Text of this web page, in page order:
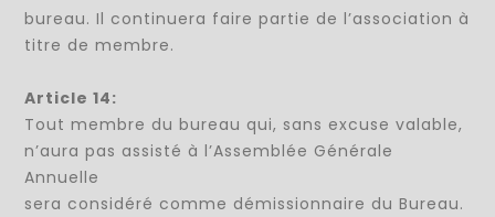
bureau. Il continuera faire partie de l’association à
titre de membre.
Article 14:
Tout membre du bureau qui, sans excuse valable,
n’aura pas assisté à l’Assemblée Générale
Annuelle
sera considéré comme démissionnaire du Bureau.